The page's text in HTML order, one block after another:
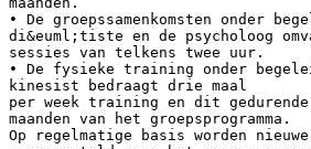
• De groepssamenkomsten onder
di&euml;tiste en de psycholoog
sessies van telkens twee uur.
• De fysieke training onder
kinesist bedraagt drie maal
per week training en dit
maanden van het groepsprogramma.
Op regelmatige basis worden nieuwe